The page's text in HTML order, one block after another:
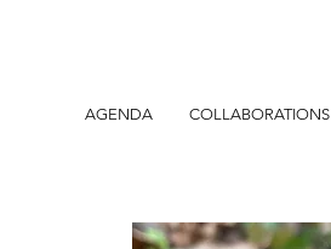
AGENDA COLLABORATIONS